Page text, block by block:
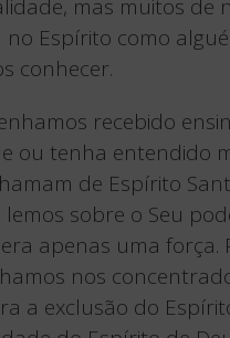
mas muitos de
no Espírito como
conhecer.
recebido
ou tenha entendido
de Espírito
sobre o Seu
apenas uma força.
nos
a exclusão do